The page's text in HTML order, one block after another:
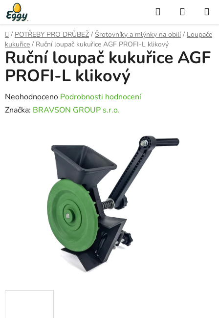
Přejít
na
obsah
Hledat
KOŠÍK
Domů
/ POTŘEBY PRO DRŮBEŽ / Šrotovníky a mlýnky na obilí / Loupače
kukuřice / Ruční loupač kukuřice AGF PROFI-L klikový
Ruční loupač kukuřice AGF
PROFI-L klikový
Průměrné
hodnocení
Neohodnoceno Podrobnosti hodnocení
Značka: BRAVSON GROUP s.r.o.